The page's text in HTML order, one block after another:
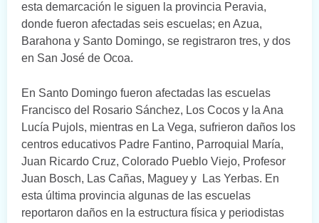
esta demarcación le siguen la provincia Peravia,
donde fueron afectadas seis escuelas; en Azua,
Barahona y Santo Domingo, se registraron tres, y dos
en San José de Ocoa.
En Santo Domingo fueron afectadas las escuelas
Francisco del Rosario Sánchez, Los Cocos y la Ana
Lucía Pujols, mientras en La Vega, sufrieron daños los
centros educativos Padre Fantino, Parroquial María,
Juan Ricardo Cruz, Colorado Pueblo Viejo, Profesor
Juan Bosch, Las Cañas, Maguey y
Las Yerbas. En
esta última provincia algunas de las escuelas
reportaron daños en la estructura física y periodistas